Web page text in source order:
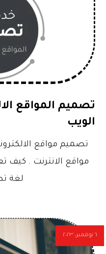
تصميم المواقع
الويب
تصميم مواقع
مواقع الانترنت . كيف
لغة
٦ نوفمبر، ٢٠٢٣